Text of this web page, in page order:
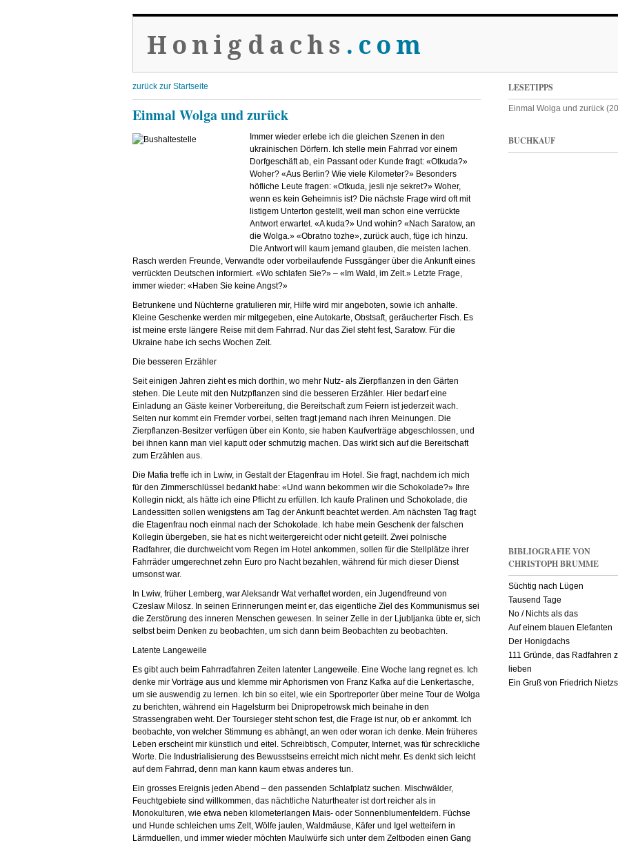
Honigdachs .com
zurück zur Startseite
Einmal Wolga und zurück
Immer wieder erlebe ich die gleichen Szenen in den
ukrainischen Dörfern. Ich stelle mein Fahrrad vor einem
Dorfgeschäft ab, ein Passant oder Kunde fragt: «Otkuda?»
Woher? «Aus Berlin? Wie viele Kilometer?» Besonders
höfliche Leute fragen: «Otkuda, jesli nje sekret?» Woher,
wenn es kein Geheimnis ist? Die nächste Frage wird oft mit
listigem Unterton gestellt, weil man schon eine verrückte
Antwort erwartet. «A kuda?» Und wohin? «Nach Saratow, an
die Wolga.» «Obratno tozhe», zurück auch, füge ich hinzu.
Die Antwort will kaum jemand glauben, die meisten lachen.
Rasch werden Freunde, Verwandte oder vorbeilaufende Fussgänger über die Ankunft eines
verrückten Deutschen informiert. «Wo schlafen Sie?» – «Im Wald, im Zelt.» Letzte Frage,
immer wieder: «Haben Sie keine Angst?»
Betrunkene und Nüchterne gratulieren mir, Hilfe wird mir angeboten, sowie ich anhalte.
Kleine Geschenke werden mir mitgegeben, eine Autokarte, Obstsaft, geräucherter Fisch. Es
ist meine erste längere Reise mit dem Fahrrad. Nur das Ziel steht fest, Saratow. Für die
Ukraine habe ich sechs Wochen Zeit.
Die besseren Erzähler
Seit einigen Jahren zieht es mich dorthin, wo mehr Nutz- als Zierpflanzen in den Gärten
stehen. Die Leute mit den Nutzpflanzen sind die besseren Erzähler. Hier bedarf eine
Einladung an Gäste keiner Vorbereitung, die Bereitschaft zum Feiern ist jederzeit wach.
Selten nur kommt ein Fremder vorbei, selten fragt jemand nach ihren Meinungen. Die
Zierpflanzen-Besitzer verfügen über ein Konto, sie haben Kaufverträge abgeschlossen, und
bei ihnen kann man viel kaputt oder schmutzig machen. Das wirkt sich auf die Bereitschaft
zum Erzählen aus.
Die Mafia treffe ich in Lwiw, in Gestalt der Etagenfrau im Hotel. Sie fragt, nachdem ich mich
für den Zimmerschlüssel bedankt habe: «Und wann bekommen wir die Schokolade?» Ihre
Kollegin nickt, als hätte ich eine Pflicht zu erfüllen. Ich kaufe Pralinen und Schokolade, die
Landessitten sollen wenigstens am Tag der Ankunft beachtet werden. Am nächsten Tag fragt
die Etagenfrau noch einmal nach der Schokolade. Ich habe mein Geschenk der falschen
Kollegin übergeben, sie hat es nicht weitergereicht oder nicht geteilt. Zwei polnische
Radfahrer, die durchweicht vom Regen im Hotel ankommen, sollen für die Stellplätze ihrer
Fahrräder umgerechnet zehn Euro pro Nacht bezahlen, während für mich dieser Dienst
umsonst war.
In Lwiw, früher Lemberg, war Aleksandr Wat verhaftet worden, ein Jugendfreund von
Czeslaw Milosz. In seinen Erinnerungen meint er, das eigentliche Ziel des Kommunismus sei
die Zerstörung des inneren Menschen gewesen. In seiner Zelle in der Ljubljanka übte er, sich
selbst beim Denken zu beobachten, um sich dann beim Beobachten zu beobachten.
Latente Langeweile
Es gibt auch beim Fahrradfahren Zeiten latenter Langeweile. Eine Woche lang regnet es. Ich
denke mir Vorträge aus und klemme mir Aphorismen von Franz Kafka auf die Lenkertasche,
um sie auswendig zu lernen. Ich bin so eitel, wie ein Sportreporter über meine Tour de Wolga
zu berichten, während ein Hagelsturm bei Dnipropetrowsk mich beinahe in den
Strassengraben weht. Der Toursieger steht schon fest, die Frage ist nur, ob er ankommt. Ich
beobachte, von welcher Stimmung es abhängt, an wen oder woran ich denke. Mein früheres
Leben erscheint mir künstlich und eitel. Schreibtisch, Computer, Internet, was für schreckliche
Worte. Die Industrialisierung des Bewusstseins erreicht mich nicht mehr. Es denkt sich leicht
auf dem Fahrrad, denn man kann kaum etwas anderes tun.
Ein grosses Ereignis jeden Abend – den passenden Schlafplatz suchen. Mischwälder,
Feuchtgebiete sind willkommen, das nächtliche Naturtheater ist dort reicher als in
Monokulturen, wie etwa neben kilometerlangen Mais- oder Sonnenblumenfeldern. Füchse
und Hunde schleichen ums Zelt, Wölfe jaulen, Waldmäuse, Käfer und Igel wetteifern in
Lärmduellen, und immer wieder möchten Maulwürfe sich unter dem Zeltboden einen Gang
LESETIPPS
Einmal Wolga und zurück
BUCHKAUF
BIBLIOGRAFIE VON
CHRISTOPH BRUMME
Süchtig nach Lügen
Tausend Tage
No / Nichts als das
Auf einem blauen Elefanten
Der Honigdachs
111 Gründe, das Radfahren
lieben
Ein Gruß von Friedrich